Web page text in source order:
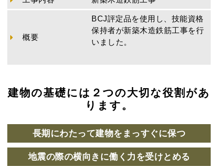
概要
BCJ評定品を使用し、技能資格
保持者が新築木造鉄筋工事を行
いました。
建物の基礎には２つの大切な役割があ
ります。
長期にわたって建物をまっすぐに保つ
地震の際の横向きに働く力を受けとめる